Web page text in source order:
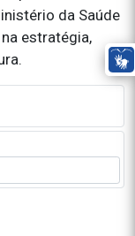
da Saúde
estratégia,